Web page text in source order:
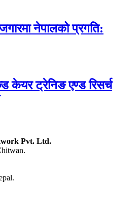
नेपालको प्रगति:
केयर ट्रेनिङ एण्ड रिसर्च
Pvt. Ltd.